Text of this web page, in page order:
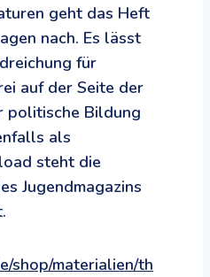
geht das Heft
nach. Es lässt
für
auf der Seite der
politische Bildung
als
steht die
Jugendmagazins
shop/materialien/th